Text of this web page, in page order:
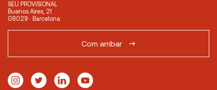
SEU PROVISIONAL
Buenos Aires, 21
08029 · Barcelona
Com arribar